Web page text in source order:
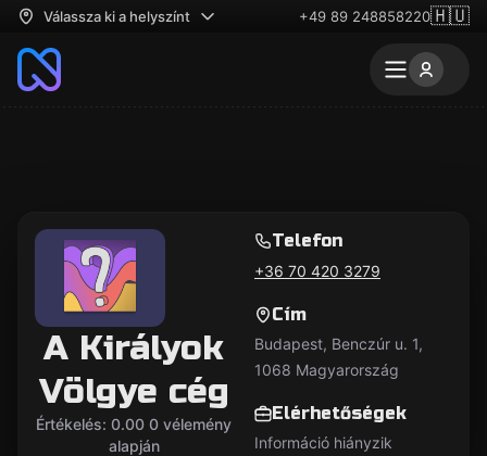
Válassza ki a helyszínt +49 89 248858220🇭🇺
A Királyok
Völgye cég
Értékelés: 0.00 0 vélemény
alapján
Telefon
+36 70 420 3279
Cím
Budapest, Benczúr u. 1,
1068 Magyarország
Elérhetőségek
Információ hiányzik